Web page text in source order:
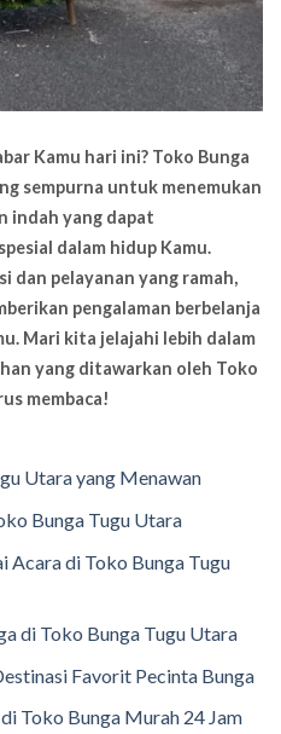
Kamu hari ini? Toko Bunga
sempurna untuk menemukan
indah yang dapat
dalam hidup Kamu.
dan pelayanan yang ramah,
pengalaman berbelanja
Mari kita jelajahi lebih dalam
yang ditawarkan oleh Toko
membaca!
Utara yang Menawan
Bunga Tugu Utara
Acara di Toko Bunga Tugu
di Toko Bunga Tugu Utara
Favorit Pecinta Bunga
Toko Bunga Murah 24 Jam